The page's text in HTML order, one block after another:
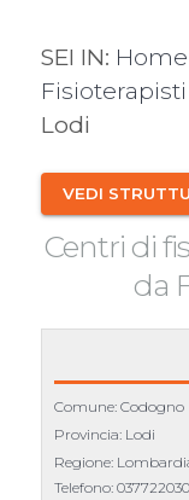
SEI IN: Home
Lodi
VEDI
Centri di
da
Comune: Codogno
Provincia: Lodi
Regione:
Telefono: